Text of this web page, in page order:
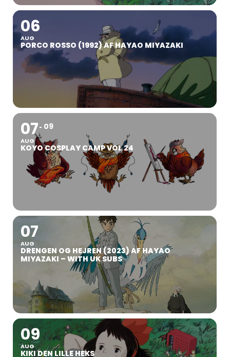
06
AUG
PORCO ROSSO (1992) AF HAYAO MIYAZAKI
07
AUG
09
KOYO COSPLAY CAMP VOL 24
07
AUG
DRENGEN OG HEJREN (2023) AF HAYAO
MIYAZAKI – WITH UK SUBS
09
AUG
KIKI DEN LILLE HEKS